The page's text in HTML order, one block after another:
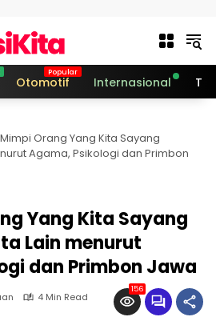
Otomotif Internasional
Orang Yang Kita Sayang
Agama, Psikologi dan Primbon
Yang Kita Sayang
Lain menurut
dan Primbon Jawa
4 Min Read
156